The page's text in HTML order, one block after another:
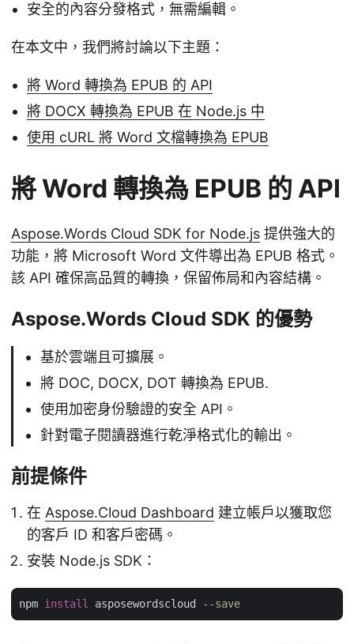
安全的內容分發格式，無需編輯。
在本文中，我們將討論以下主題：
將 Word 轉換為 EPUB 的 API
將 DOCX 轉換為 EPUB 在 Node.js 中
使用 cURL 將 Word 文檔轉換為 EPUB
將 Word 轉換為 EPUB 的 API
Aspose.Words Cloud SDK for Node.js 提供強大的
功能，將 Microsoft Word 文件導出為 EPUB 格式。
該 API 確保高品質的轉換，保留佈局和內容結構。
Aspose.Words Cloud SDK 的優勢
基於雲端且可擴展。
將 DOC, DOCX, DOT 轉換為 EPUB.
使用加密身份驗證的安全 API。
針對電子閱讀器進行乾淨格式化的輸出。
前提條件
在 Aspose.Cloud Dashboard 建立帳戶以獲取您
的客戶 ID 和客戶密碼。
安裝 Node.js SDK：
npm install asposewordscloud --save